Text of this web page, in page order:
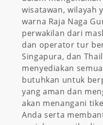
wisatawan, wilayah
warna Raja Naga
perwakilan dari
dan operator tur
Singapura, dan
menyediakan
butuhkan untuk
yang aman dan
akan menangani
Anda serta